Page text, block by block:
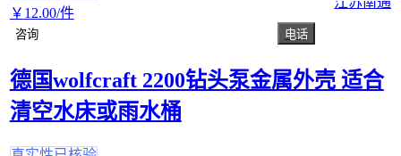
￥ 12.00/件
咨询 电话
德国wolfcraft 2200钻头泵金属外壳 适合
清空水床或雨水桶